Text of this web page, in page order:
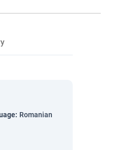
: Romanian